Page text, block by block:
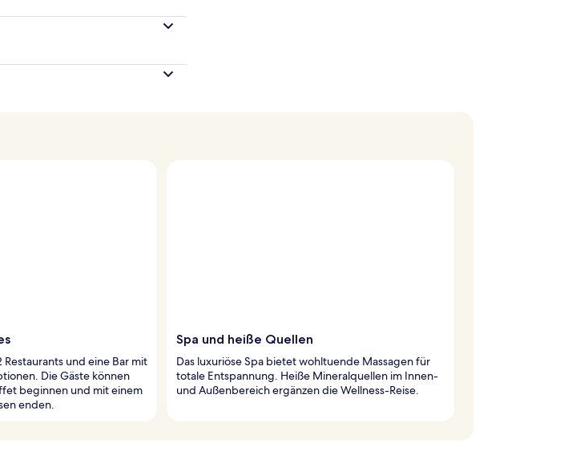
und eine Bar mit
Die Gäste können
beginnen und mit einem
enden.
Spa und heiße Quellen
Das luxuriöse Spa bietet wohltuende Massagen für
totale Entspannung. Heiße Mineralquellen im Innen-
und Außenbereich ergänzen die Wellness-Reise.